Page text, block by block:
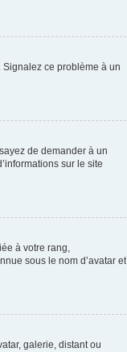
Signalez ce problème à un
de demander à un
sur le site
à votre rang,
sous le nom d’avatar et
galerie, distant ou